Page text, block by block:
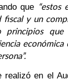
que “estos
fiscal y un
principios
realizó en el